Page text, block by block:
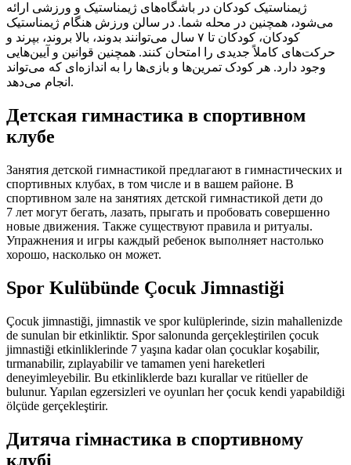
ژیمناستیک کودکان در باشگاه‌های ژیمناستیک و ورزشی ارائه
می‌شود، همچنین در محله شما. در سالن ورزش هنگام ژیمناستیک
کودکان، کودکان تا ۷ سال می‌توانند بدوند، بالا بروند، بپرند و
حرکت‌های کاملاً جدیدی را امتحان کنند. همچنین قوانین و آیین‌هایی
وجود دارد. هر کودک تمرین‌ها و بازی‌ها را به اندازه‌ای که می‌تواند
انجام می‌دهد.
Детская гимнастика в спортивном
клубе
Занятия детской гимнастикой предлагают в гимнастических и
спортивных клубах, в том числе и в вашем районе. В
спортивном зале на занятиях детской гимнастикой дети до
7 лет могут бегать, лазать, прыгать и пробовать совершенно
новые движения. Также существуют правила и ритуалы.
Упражнения и игры каждый ребенок выполняет настолько
хорошо, насколько он может.
Spor Kulübünde Çocuk Jimnastiği
Çocuk jimnastiği, jimnastik ve spor kulüplerinde, sizin mahallenizde
de sunulan bir etkinliktir. Spor salonunda gerçekleştirilen çocuk
jimnastiği etkinliklerinde 7 yaşına kadar olan çocuklar koşabilir,
tırmanabilir, zıplayabilir ve tamamen yeni hareketleri
deneyimleyebilir. Bu etkinliklerde bazı kurallar ve ritüeller de
bulunur. Yapılan egzersizleri ve oyunları her çocuk kendi yapabildiği
ölçüde gerçekleştirir.
Дитяча гімнастика в спортивному
клубі